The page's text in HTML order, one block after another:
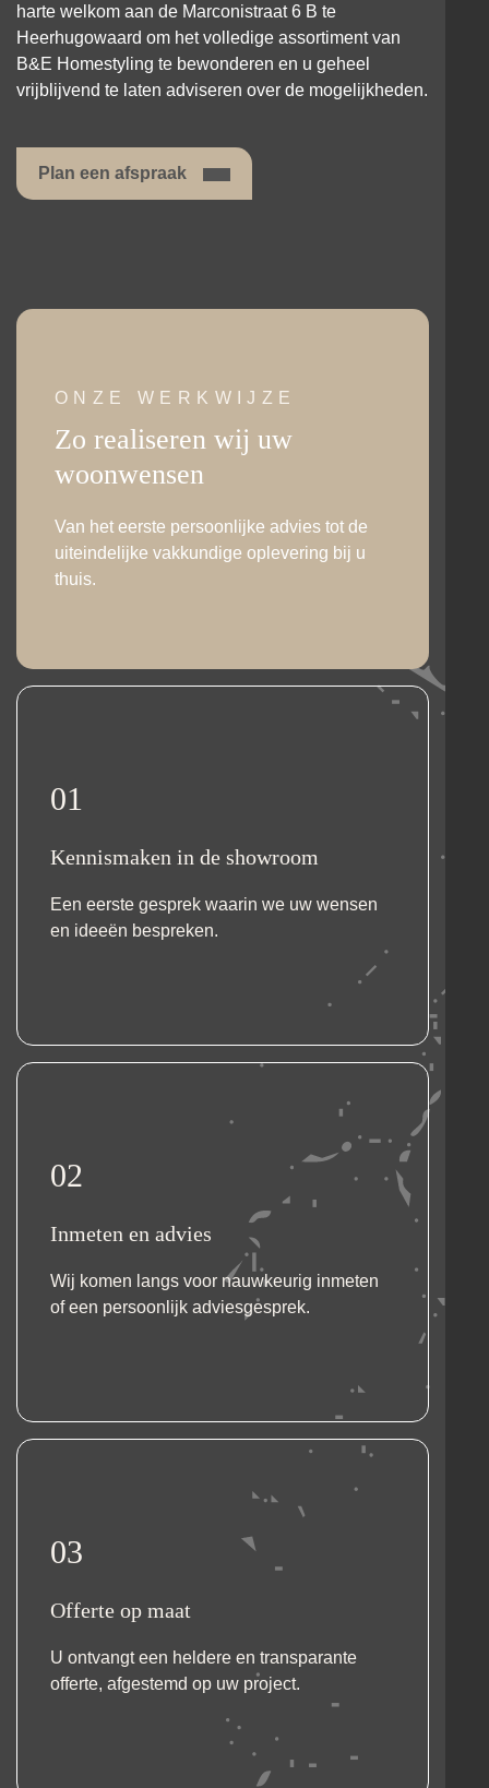
harte welkom aan de Marconistraat 6 B te
Heerhugowaard om het volledige assortiment van
B&E Homestyling te bewonderen en u geheel
vrijblijvend te laten adviseren over de mogelijkheden.
Plan een afspraak
ONZE WERKWIJZE
Zo realiseren wij uw
woonwensen
Van het eerste persoonlijke advies tot de
uiteindelijke vakkundige oplevering bij u
thuis.
01
Kennismaken in de showroom
Een eerste gesprek waarin we uw wensen
en ideeën bespreken.
02
Inmeten en advies
Wij komen langs voor nauwkeurig inmeten
of een persoonlijk adviesgesprek.
03
Offerte op maat
U ontvangt een heldere en transparante
offerte, afgestemd op uw project.